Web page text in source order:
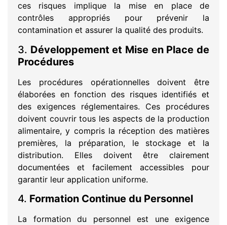
ces risques implique la mise en place de
contrôles appropriés pour prévenir la
contamination et assurer la qualité des produits.
3. Développement et Mise en Place de
Procédures
Les procédures opérationnelles doivent être
élaborées en fonction des risques identifiés et
des exigences réglementaires. Ces procédures
doivent couvrir tous les aspects de la production
alimentaire, y compris la réception des matières
premières, la préparation, le stockage et la
distribution. Elles doivent être clairement
documentées et facilement accessibles pour
garantir leur application uniforme.
4. Formation Continue du Personnel
La formation du personnel est une exigence